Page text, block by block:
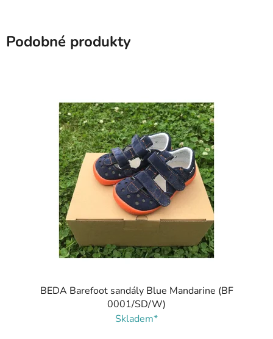
Podobné produkty
BEDA Barefoot sandály Blue Mandarine (BF
0001/SD/W)
Skladem*